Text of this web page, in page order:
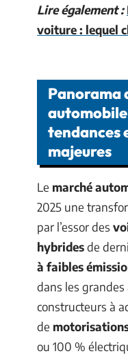
Lire également :
voiture : lequel
Panorama
tendances
majeures
Le marché
2025 une
par l’essor des
hybridesde
à faibles
dans les
constructeurs à
de
ou 100 %